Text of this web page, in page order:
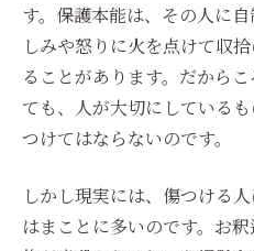
す。保護本能は、その人に
しみや怒りに火を点けて収
ることがあります。だから
ても、人が大切にしている
つけてはならないのです。
しかし現実には、傷つける
はまことに多いのです。お